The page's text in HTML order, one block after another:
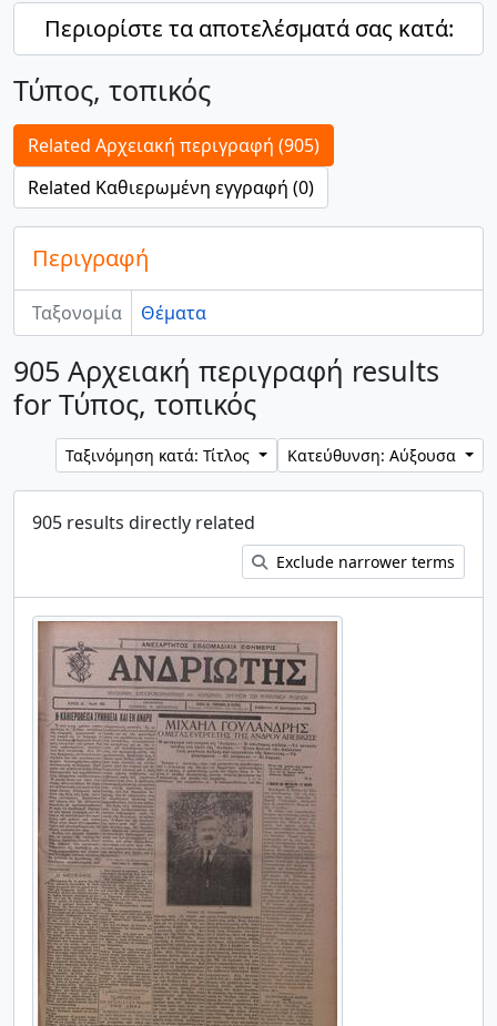
Περιορίστε τα αποτελέσματά σας κατά:
Τύπος, τοπικός
Related Αρχειακή περιγραφή (905)
Related Καθιερωμένη εγγραφή (0)
Περιγραφή
Ταξονομία Θέματα
905 Αρχειακή περιγραφή results
for Τύπος, τοπικός
Ταξινόμηση κατά: Τίτλος Κατεύθυνση: Αύξουσα
905 results directly related
Exclude narrower terms